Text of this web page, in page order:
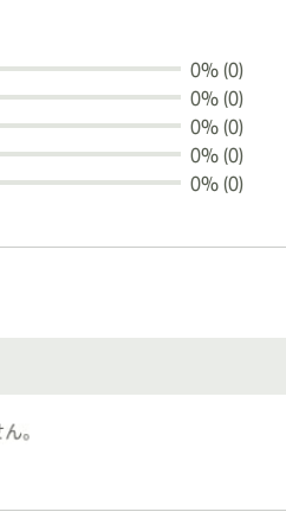
0% (0)
0% (0)
0% (0)
0% (0)
0% (0)